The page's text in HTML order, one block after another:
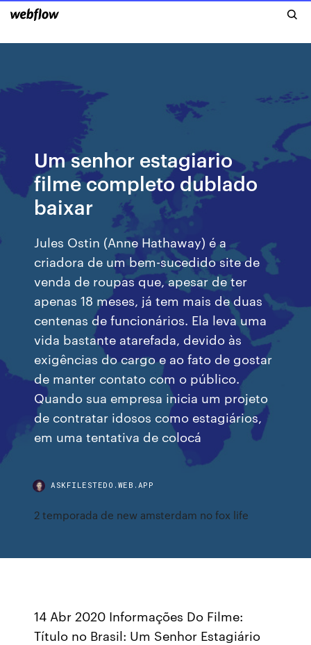
Um senhor estagiario
filme completo dublado
baixar
Jules Ostin (Anne Hathaway) é a
criadora de um bem-sucedido site de
venda de roupas que, apesar de ter
apenas 18 meses, já tem mais de duas
centenas de funcionários. Ela leva uma
vida bastante atarefada, devido às
exigências do cargo e ao fato de gostar
de manter contato com o público.
Quando sua empresa inicia um projeto
de contratar idosos como estagiários,
em uma tentativa de colocá
ASKFILESTEDO.WEB.APP
2 temporada de new amsterdam no fox life
14 Abr 2020 Informações Do Filme:
Título no Brasil: Um Senhor Estagiário